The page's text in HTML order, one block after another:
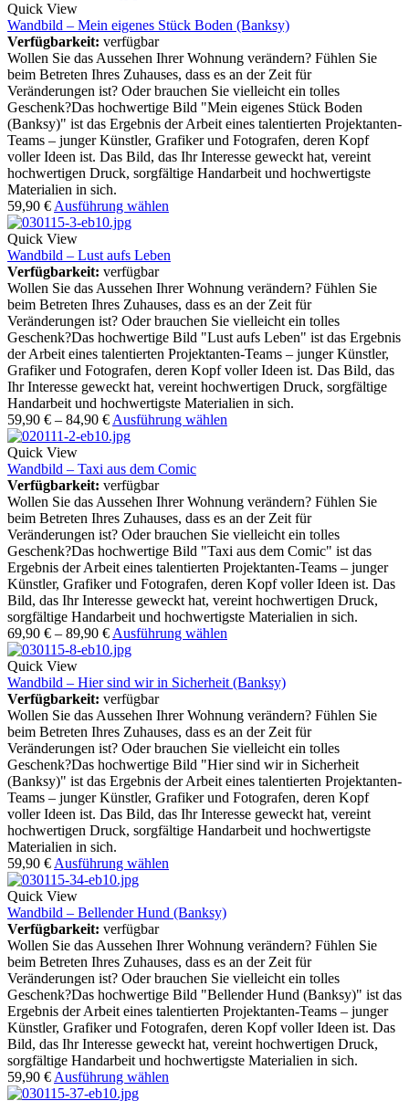
Quick View
Wandbild – Mein eigenes Stück Boden (Banksy)
Verfügbarkeit: verfügbar
Wollen Sie das Aussehen Ihrer Wohnung verändern? Fühlen Sie
beim Betreten Ihres Zuhauses, dass es an der Zeit für
Veränderungen ist? Oder brauchen Sie vielleicht ein tolles
Geschenk?Das hochwertige Bild "Mein eigenes Stück Boden
(Banksy)" ist das Ergebnis der Arbeit eines talentierten Projektanten-
Teams – junger Künstler, Grafiker und Fotografen, deren Kopf
voller Ideen ist. Das Bild, das Ihr Interesse geweckt hat, vereint
hochwertigen Druck, sorgfältige Handarbeit und hochwertigste
Materialien in sich.
59,90 € Ausführung wählen
Quick View
Wandbild – Lust aufs Leben
Verfügbarkeit: verfügbar
Wollen Sie das Aussehen Ihrer Wohnung verändern? Fühlen Sie
beim Betreten Ihres Zuhauses, dass es an der Zeit für
Veränderungen ist? Oder brauchen Sie vielleicht ein tolles
Geschenk?Das hochwertige Bild "Lust aufs Leben" ist das Ergebnis
der Arbeit eines talentierten Projektanten-Teams – junger Künstler,
Grafiker und Fotografen, deren Kopf voller Ideen ist. Das Bild, das
Ihr Interesse geweckt hat, vereint hochwertigen Druck, sorgfältige
Handarbeit und hochwertigste Materialien in sich.
59,90 € – 84,90 € Ausführung wählen
Quick View
Wandbild – Taxi aus dem Comic
Verfügbarkeit: verfügbar
Wollen Sie das Aussehen Ihrer Wohnung verändern? Fühlen Sie
beim Betreten Ihres Zuhauses, dass es an der Zeit für
Veränderungen ist? Oder brauchen Sie vielleicht ein tolles
Geschenk?Das hochwertige Bild "Taxi aus dem Comic" ist das
Ergebnis der Arbeit eines talentierten Projektanten-Teams – junger
Künstler, Grafiker und Fotografen, deren Kopf voller Ideen ist. Das
Bild, das Ihr Interesse geweckt hat, vereint hochwertigen Druck,
sorgfältige Handarbeit und hochwertigste Materialien in sich.
69,90 € – 89,90 € Ausführung wählen
Quick View
Wandbild – Hier sind wir in Sicherheit (Banksy)
Verfügbarkeit: verfügbar
Wollen Sie das Aussehen Ihrer Wohnung verändern? Fühlen Sie
beim Betreten Ihres Zuhauses, dass es an der Zeit für
Veränderungen ist? Oder brauchen Sie vielleicht ein tolles
Geschenk?Das hochwertige Bild "Hier sind wir in Sicherheit
(Banksy)" ist das Ergebnis der Arbeit eines talentierten Projektanten-
Teams – junger Künstler, Grafiker und Fotografen, deren Kopf
voller Ideen ist. Das Bild, das Ihr Interesse geweckt hat, vereint
hochwertigen Druck, sorgfältige Handarbeit und hochwertigste
Materialien in sich.
59,90 € Ausführung wählen
Quick View
Wandbild – Bellender Hund (Banksy)
Verfügbarkeit: verfügbar
Wollen Sie das Aussehen Ihrer Wohnung verändern? Fühlen Sie
beim Betreten Ihres Zuhauses, dass es an der Zeit für
Veränderungen ist? Oder brauchen Sie vielleicht ein tolles
Geschenk?Das hochwertige Bild "Bellender Hund (Banksy)" ist das
Ergebnis der Arbeit eines talentierten Projektanten-Teams – junger
Künstler, Grafiker und Fotografen, deren Kopf voller Ideen ist. Das
Bild, das Ihr Interesse geweckt hat, vereint hochwertigen Druck,
sorgfältige Handarbeit und hochwertigste Materialien in sich.
59,90 € Ausführung wählen